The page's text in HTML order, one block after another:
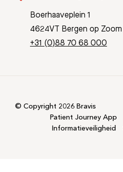
Boerhaaveplein 1
4624VT Bergen op Zoom
+31 (0)88 70 68 000
© Copyright 2026 Bravis
Patient Journey App
Informatieveiligheid